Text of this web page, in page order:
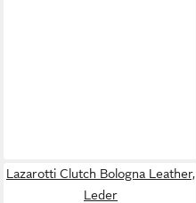
Lazarotti Clutch Bologna Leather,
Leder